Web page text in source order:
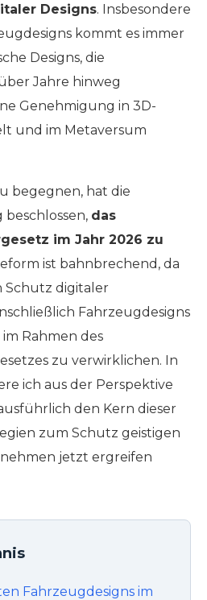
Designs. Insbesondere
kommt es immer
Designs, die
Jahre hinweg
Genehmigung in 3D-
und im Metaversum
begegnen, hat die
beschlossen, das
im Jahr 2026 zu
ist bahnbrechend, da
Schutz digitaler
Fahrzeugdesigns
Rahmen des
zu verwirklichen. In
ich aus der Perspektive
den Kern dieser
zum Schutz geistigen
jetzt ergreifen
Fahrzeugdesigns im